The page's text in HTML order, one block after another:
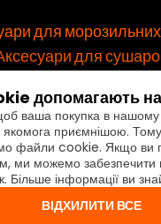
для
для
мікрохвильові
Кавоварки - акції
Пральні машини -
для білизни -
Мікрохвильові печі - акції
допомагають
ваша покупка в нашому
якомога приємнішою.
файли cookie. Якщо ви
ми можемо
Більше інформації ви
ВІДХИЛИТИ ВСЕ